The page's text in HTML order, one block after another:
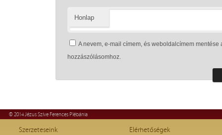
Honlap
A nevem, e-mail címem, és weboldalcímem
hozzászólásomhoz.
© 2014 Jézus Szíve Ferences Plébánia
Szerzeteseink
Elérhetőségek